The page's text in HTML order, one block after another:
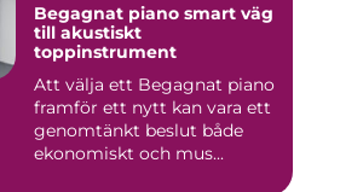
Begagnat piano smart väg
till akustiskt
toppinstrument
Att välja ett Begagnat piano
framför ett nytt kan vara ett
genomtänkt beslut både
ekonomiskt och mus...